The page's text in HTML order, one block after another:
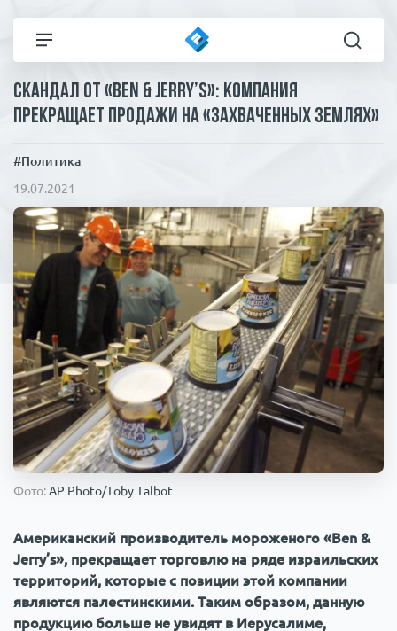
Все новости
Экономика
Общество
Коронавирус
Происшествия
Армия
Технологии
Пресса
Статьи
ЧП И КРИМИНАЛ
1000 мелочей
Скандал от «Ben & Jerry’s»: компания
прекращает продажи на «захваченных землях»
#Политика
19.07.2021
Фото:AP Photo/Toby Talbot
Американский производитель мороженого «Ben &
Jerry’s», прекращает торговлю на ряде израильских
территорий, которые с позиции этой компании
являются палестинскими. Таким образом, данную
продукцию больше не увидят в Иерусалиме,